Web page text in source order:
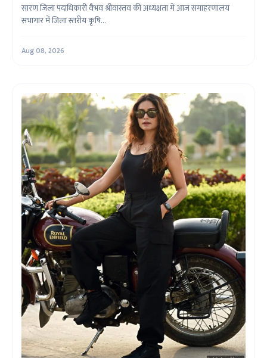
सारण जिला पदाधिकारी वैभव श्रीवास्तव की अध्यक्षता में आज समाहरणालय
सभागार में जिला स्तरीय कृषि...
Aug 08, 2026